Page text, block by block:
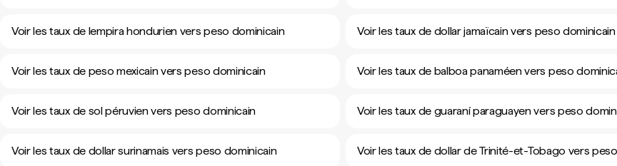
Voir les taux de lempira hondurien vers peso dominicain Voir les taux de dollar jamaïcain vers peso dominicain
Voir les taux de peso mexicain vers peso dominicain Voir les taux de balboa panaméen vers peso
Voir les taux de sol péruvien vers peso dominicain Voir les taux de guaraní paraguayen vers peso
Voir les taux de dollar surinamais vers peso dominicain Voir les taux de dollar de Trinité-et-Tobago vers